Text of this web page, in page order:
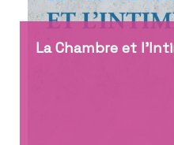
La Chambre et